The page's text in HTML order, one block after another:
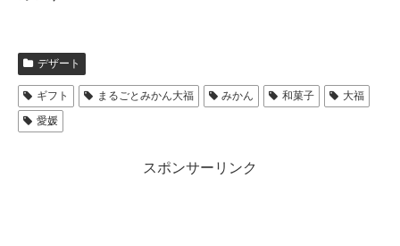
デザート
ギフト まるごとみかん大福 みかん 和菓子
大福
愛媛
スポンサーリンク